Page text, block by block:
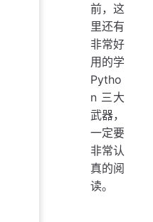
前，这
里还有
非常好
用的学
Pytho
n 三大
武器，
一定要
非常认
真的阅
读。